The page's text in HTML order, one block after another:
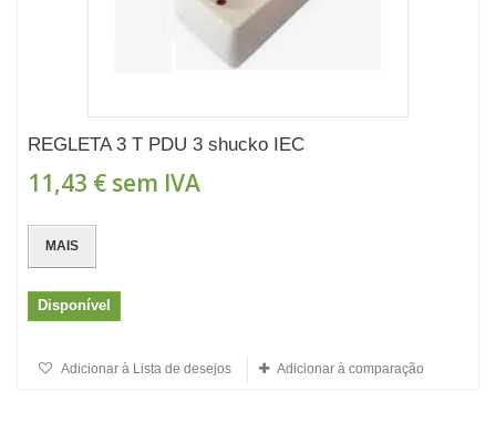
REGLETA 3 T PDU 3 shucko IEC
11,43 € sem IVA
MAIS
Disponível
Adicionar à Lista de desejos Adicionar à comparação